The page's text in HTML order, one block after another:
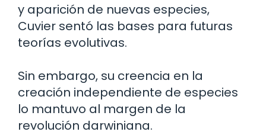
y aparición de nuevas especies,
Cuvier sentó las bases para futuras
teorías evolutivas.
Sin embargo, su creencia en la
creación independiente de especies
lo mantuvo al margen de la
revolución darwiniana.